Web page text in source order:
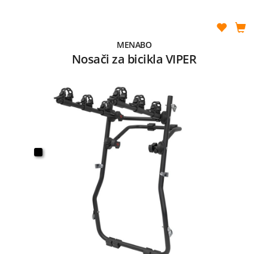
MENABO
Nosači za bicikla VIPER